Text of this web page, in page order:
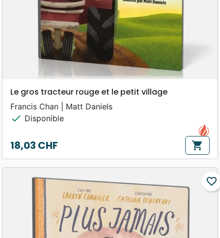
Le gros tracteur rouge et le petit village
Francis Chan | Matt Daniels
check Disponible
Prix
18,03 CHF shopping_cart
favorite_border